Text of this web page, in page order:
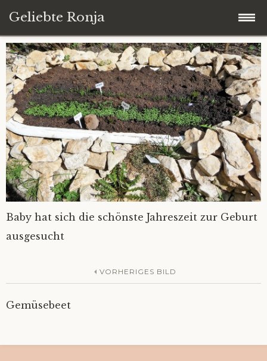
Geliebte Ronja
Zum
Inhalt
springen
Startseite
Blog
Down Syndrom von A bis Z
Über dieses Blog
Kontakt
Baby hat sich die schönste Jahreszeit zur Geburt
ausgesucht
VORHERIGES BILD
Gemüsebeet